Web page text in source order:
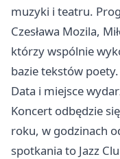
muzyki i teatru.
Czesława Mozila,
którzy wspólnie
bazie tekstów poety.
Data i miejsce
Koncert odbędzie
roku, w godzinach
spotkania to Jazz